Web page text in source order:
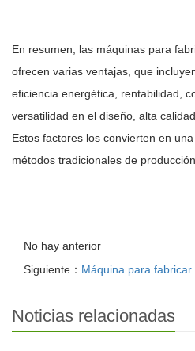
En resumen, las máquinas para
ofrecen varias ventajas, que
eficiencia energética, rentabilidad,
versatilidad en el diseño, alta
Estos factores los convierten en
métodos tradicionales de
No hay anterior
Siguiente： Máquina para
Noticias relacionadas